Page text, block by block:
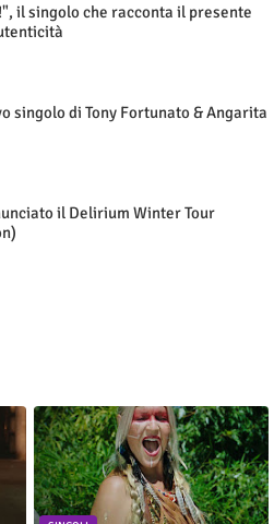
il singolo che racconta il presente
singolo di Tony Fortunato & Angarita
il Delirium Winter Tour